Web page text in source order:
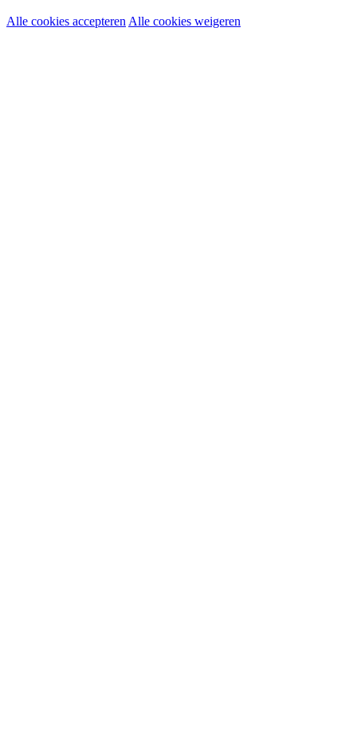
Noodzakelijke cookies:
Alle cookies accepteren Alle cookies weigeren